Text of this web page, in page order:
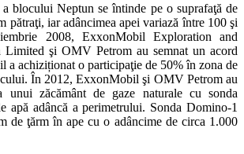
a blocului Neptun se întinde pe o suprafaţă de
pătraţi, iar adâncimea apei variază între 100 şi
2008, ExxonMobil Exploration and
Limited şi OMV Petrom au semnat un acord
a achiziționat o participaţie de 50% în zona de
În 2012, ExxonMobil şi OMV Petrom au
unui zăcământ de gaze naturale cu sonda
apă adâncă a perimetrului. Sonda Domino-1
de ţărm în ape cu o adâncime de circa 1.000